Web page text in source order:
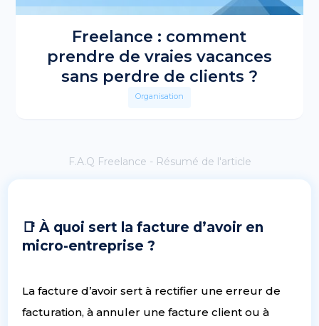
Freelance : comment
prendre de vraies vacances
sans perdre de clients ?
Organisation
F.A.Q Freelance - Résumé de l'article
📑 À quoi sert la facture d’avoir en
micro-entreprise ?
La facture d’avoir sert à rectifier une erreur de
facturation, à annuler une facture client ou à